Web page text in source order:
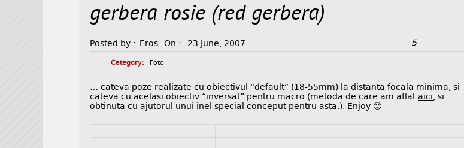
gerbera rosie (red gerbera)
Posted by : Eros On : 23 June, 2007 5
Category: Foto
… cateva poze realizate cu obiectivul “default” (18-55mm) la distanta focala minima, si
cateva cu acelasi obiectiv “inversat” pentru macro (metoda de care am aflataici , si
obtinuta cu ajutorul unui inel special conceput pentru asta.). Enjoy 🙂